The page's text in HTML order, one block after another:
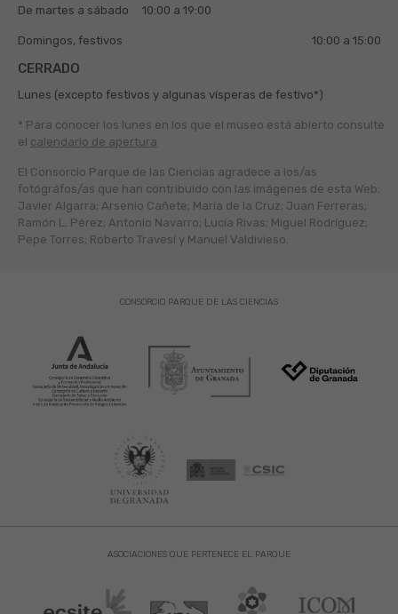
De martes a sábado 10:00 a 19:00
Domingos, festivos 10:00 a 15:00
CERRADO
Lunes (excepto festivos y algunas vísperas de festivo*)
* Para conocer los lunes en los que el museo está abierto consulte
el calendario de apertura
El Consorcio Parque de las Ciencias agradece a los/as
fotógráfos/as que han contribuido con las imágenes de esta Web:
Javier Algarra; Arsenio Cañete; María de la Cruz; Juan Ferreras;
Ramón L. Pérez; Antonio Navarro; Lucía Rivas; Miguel Rodríguez;
Pepe Torres; Roberto Travesí y Manuel Valdivieso.
ASOCIACIONES QUE PERTENECE EL PARQUE
CONSORCIO PARQUE DE LAS CIENCIAS